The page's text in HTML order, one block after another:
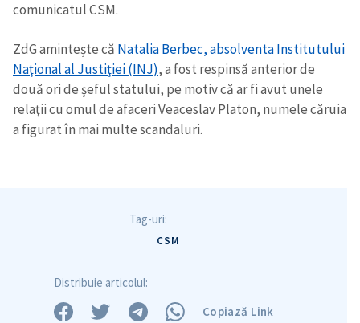
comunicatul CSM.
ZdG amintește că Natalia Berbec, absolventa Institutului
Naţional al Justiţiei (INJ), a fost respinsă anterior de
două ori de şeful statului, pe motiv că ar fi avut unele
relaţii cu omul de afaceri Veaceslav Platon, numele căruia
a figurat în mai multe scandaluri.
Tag-uri:
CSM
Distribuie articolul:
Copiază Link